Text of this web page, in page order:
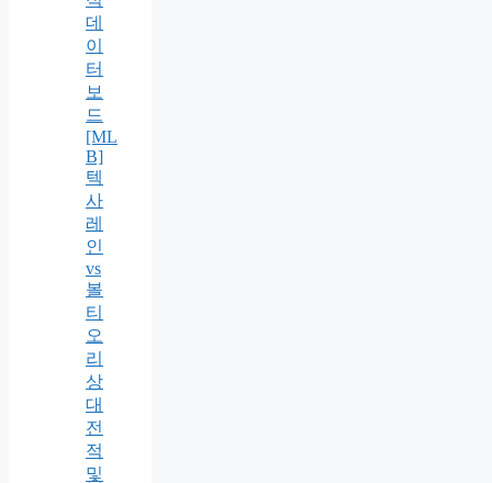
데
이
터
보
드
[ML
B]
텍
사
레
인
vs
볼
티
오
리
상
대
전
적
및